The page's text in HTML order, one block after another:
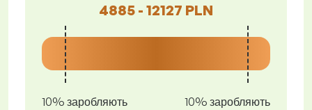
4885 - 12127 PLN
10% заробляють
10% заробляють